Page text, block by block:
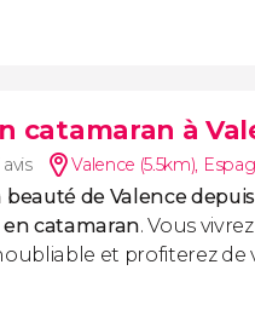
catamaran à
Valence (5.5km),
beauté de Valence
catamaran. Vous
et profiterez de